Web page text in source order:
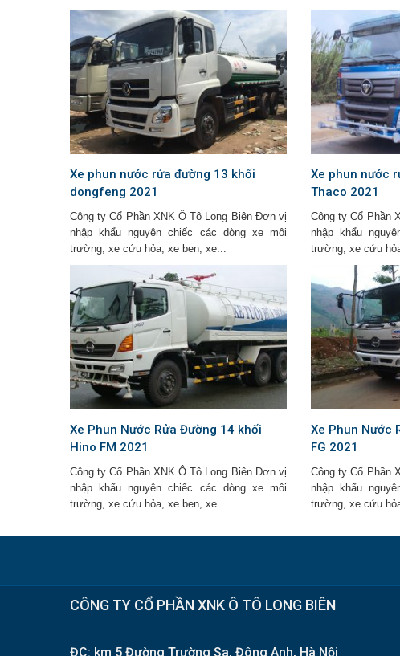
Xe phun nước rửa đường 13 khối
dongfeng 2021
Công ty Cổ Phần XNK Ô Tô Long Biên Đơn vị
nhập khẩu nguyên chiếc các dòng xe môi
trường, xe cứu hỏa, xe ben, xe...
Xe phun nước
Thaco 2021
Công ty Cổ Phần
nhập khẩu
trường, xe cứu
Xe Phun Nước Rửa Đường 14 khối
Hino FM 2021
Công ty Cổ Phần XNK Ô Tô Long Biên Đơn vị
nhập khẩu nguyên chiếc các dòng xe môi
trường, xe cứu hỏa, xe ben, xe...
Xe Phun Nước
FG 2021
Công ty Cổ Phần
nhập khẩu
trường, xe cứu
CÔNG TY CỔ PHẦN XNK Ô TÔ LONG BIÊN
ĐC: km 5 Đường Trường Sa, Đông Anh, Hà Nội